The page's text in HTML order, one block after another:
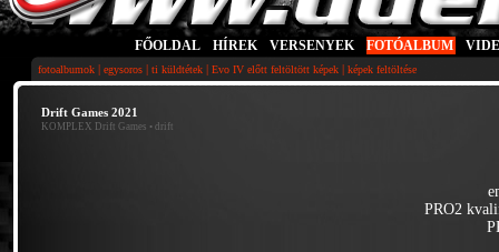
FŐOLDAL HÍREK VERSENYEK FOTÓALBUM
fotoalbumok | egysoros | ti küldtétek | Evo IV előtt feltöltött képek | képek feltöltése
Drift Games 2021
KOMPLEX Drift Games • drift
PRO2